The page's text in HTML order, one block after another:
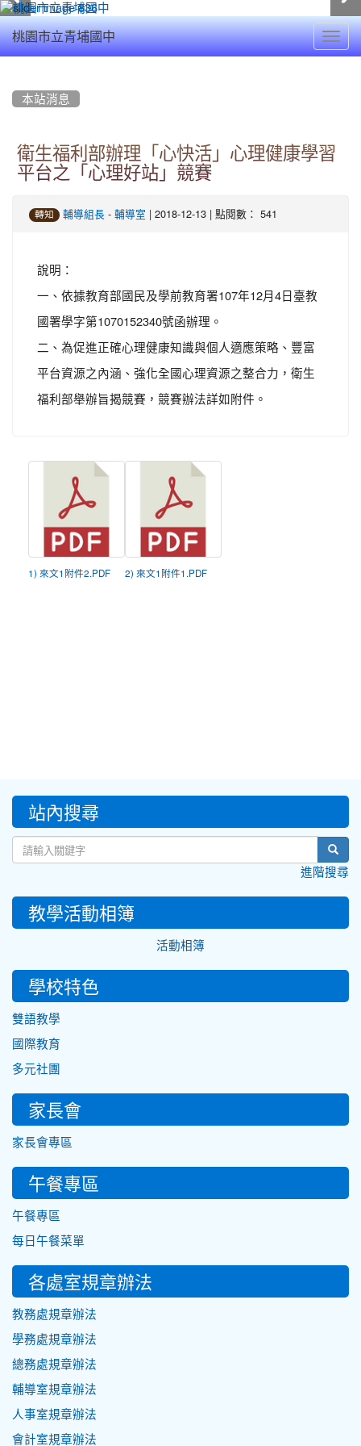
桃園市立青埔國中
本站消息
衛生福利部辦理「心快活」心理健康學習
平台之「心理好站」競賽
轉知 輔導組長 - 輔導室 | 2018-12-13 | 點閱數： 541
說明：
一、依據教育部國民及學前教育署107年12月4日臺教
國署學字第1070152340號函辦理。
二、為促進正確心理健康知識與個人適應策略、豐富
平台資源之內涵、強化全國心理資源之整合力，衛生
福利部舉辦旨揭競賽，競賽辦法詳如附件。
1) 來文1附件2.PDF 2) 來文1附件1.PDF
::: 站內搜尋
進階搜尋
教學活動相簿
活動相簿
學校特色
雙語教學
國際教育
多元社團
家長會
家長會專區
午餐專區
午餐專區
每日午餐菜單
各處室規章辦法
教務處規章辦法
學務處規章辦法
總務處規章辦法
輔導室規章辦法
人事室規章辦法
會計室規章辦法